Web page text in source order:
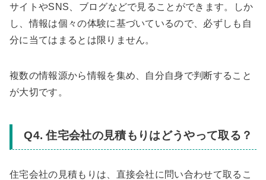
サイトやSNS、ブログなどで見ることができます。しか
し、情報は個々の体験に基づいているので、必ずしも自
分に当てはまるとは限りません。
複数の情報源から情報を集め、自分自身で判断すること
が大切です。
Q4. 住宅会社の見積もりはどうやって取る？
住宅会社の見積もりは、直接会社に問い合わせて取るこ